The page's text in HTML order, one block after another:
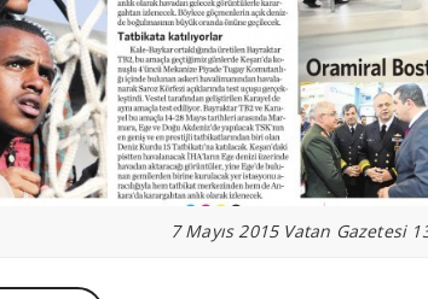
7 Mayıs 2015 Vatan Gazetesi